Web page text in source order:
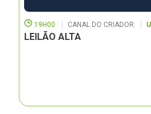
19H00 CANAL DO CRIADOR
LEILÃO ALTA